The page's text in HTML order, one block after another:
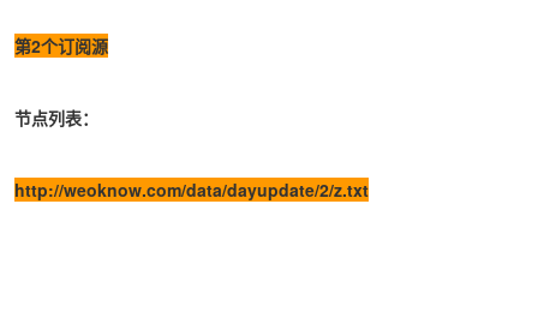
第2个订阅源
节点列表：
http://weoknow.com/data/dayupdate/2/z.txt